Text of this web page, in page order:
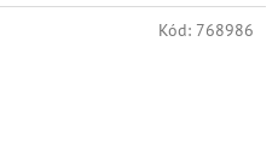
Kód: 768986